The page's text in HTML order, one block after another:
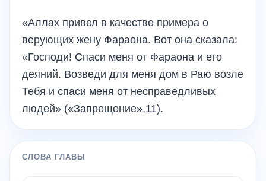
«Аллах привел в качестве примера о
верующих жену Фараона. Вот она сказала:
«Господи! Спаси меня от Фараона и его
деяний. Возведи для меня дом в Раю возле
Тебя и спаси меня от несправедливых
людей» («Запрещение»,11).
СЛОВА ГЛАВЫ